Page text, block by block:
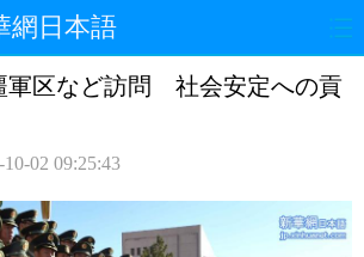
網日本語
政治 経済
軍区など訪問 社会安定への貢
10-02 09:25:43